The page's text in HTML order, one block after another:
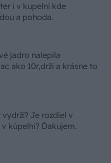
i v kupelni kde
a pohoda.
jadro nalepila
ako 10r,drži a krásne to
Je rozdiel v
kúpeľni? Ďakujem.